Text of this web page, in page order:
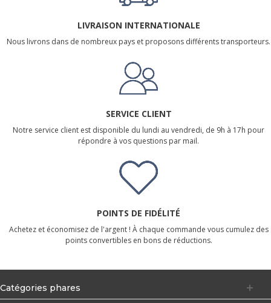
LIVRAISON INTERNATIONALE
Nous livrons dans de nombreux pays et proposons différents transporteurs.
SERVICE CLIENT
Notre service client est disponible du lundi au vendredi, de 9h à 17h pour
répondre à vos questions par mail.
POINTS DE FIDÉLITÉ
Achetez et économisez de l'argent ! À chaque commande vous cumulez des
points convertibles en bons de réductions.
Catégories phares